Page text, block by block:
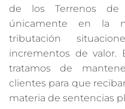
de los Terrenos de
únicamente en la
tributación
incrementos de valor.
tratamos de
clientes para que
materia de sentencias